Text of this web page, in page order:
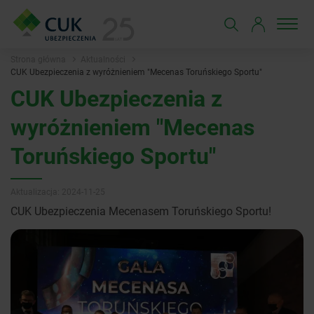
CUK Ubezpieczenia z wyróżnieniem "Mecenas Toruńskiego Sportu"
CUK Ubezpieczenia z
wyróżnieniem "Mecenas
Toruńskiego Sportu"
CUK Ubezpieczenia Mecenasem Toruńskiego Sportu!